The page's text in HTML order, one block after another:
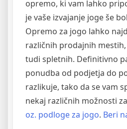
opremo, ki vam lahko
je vaše izvajanje joge še
Opremo za jogo lahko
različnih prodajnih
tudi spletnih. Definitivno
ponudba od podjetja do
razlikuje, tako da se vam
nekaj različnih možnosti
oz. podloge za jogo. Beri